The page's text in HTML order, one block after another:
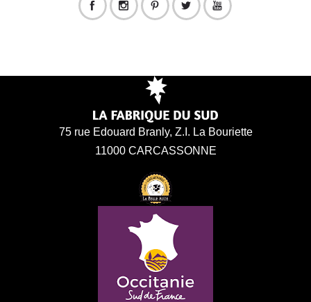
75 rue Edouard Branly, Z.I. La Bouriette
11000 CARCASSONNE